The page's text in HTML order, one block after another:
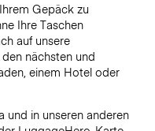
Gepäck zu
Ihre Taschen
auf unsere
nächsten und
einem Hotel oder
und in unseren anderen